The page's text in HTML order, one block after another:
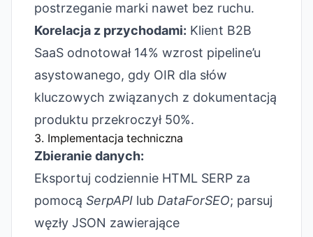
postrzeganie marki nawet bez ruchu.
Korelacja z przychodami: Klient B2B
SaaS odnotował 14% wzrost pipeline’u
asystowanego, gdy OIR dla słów
kluczowych związanych z dokumentacją
produktu przekroczył 50%.
3. Implementacja techniczna
Zbieranie danych:
Eksportuj codziennie HTML SERP za
pomocą SerpAPI lub DataForSEO; parsuj
węzły JSON zawierające